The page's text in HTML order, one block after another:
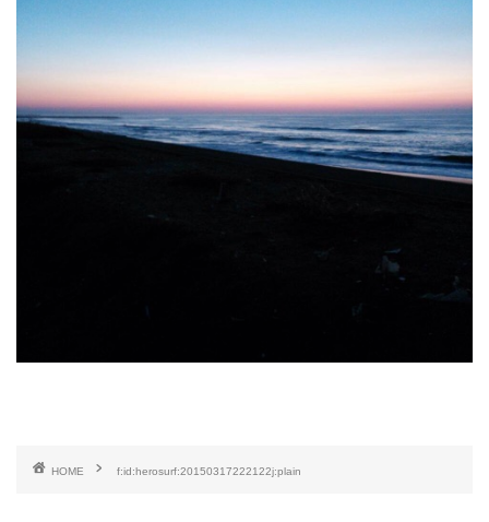
HOME f:id:herosurf:20150317222122j:plain